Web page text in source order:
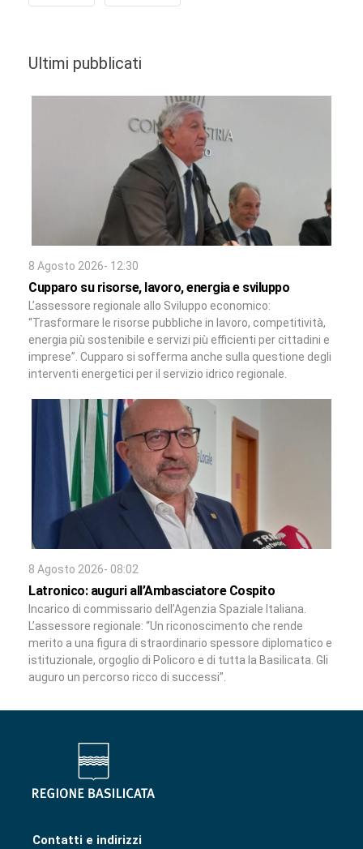
Ultimi pubblicati
8 Agosto 2026- 12:30
Cupparo su risorse, lavoro, energia e sviluppo
L’assessore regionale allo Sviluppo economico:
“Trasformare le risorse pubbliche in lavoro, competitività,
energia più sostenibile e servizi più efficienti per cittadini e
imprese”. Cupparo si sofferma anche sulla questione degli
interventi energetici per il servizio idrico regionale.
8 Agosto 2026- 08:02
Latronico: auguri all’Ambasciatore Cospito
Incarico di commissario dell’Agenzia Spaziale Italiana.
L’assessore regionale: “Un riconoscimento che rende
merito a una figura di straordinario spessore diplomatico e
istituzionale, orgoglio di Policoro e di tutta la Basilicata. Gli
auguro un percorso ricco di successi”.
Contatti e indirizzi